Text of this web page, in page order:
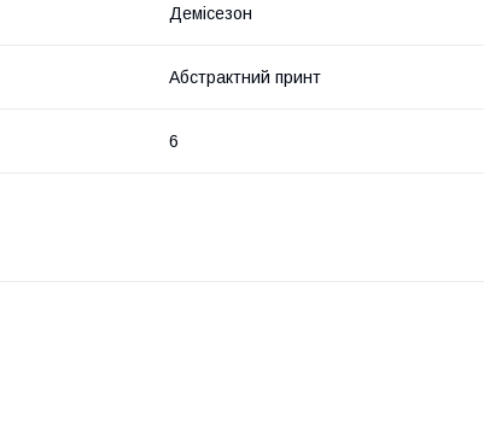
Демісезон
Абстрактний принт
6